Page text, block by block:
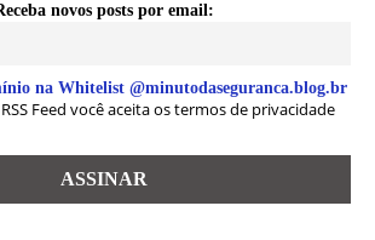
novos posts por email:
na Whitelist @minutodaseguranca.blog.br
Feed você aceita os termos de privacidade